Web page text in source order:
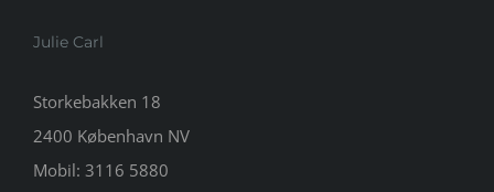
Julie Carl
Storkebakken 18
2400 København NV
Mobil: 3116 5880